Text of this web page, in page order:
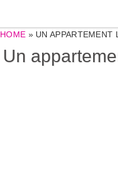
HOME » UN APPARTEMENT
Un